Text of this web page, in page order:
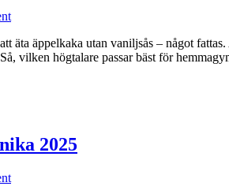
äta äppelkaka utan vaniljsås – något
vilken högtalare passar bäst för
2025